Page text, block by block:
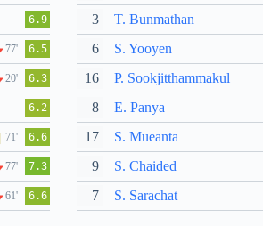
6.9
77' 6.5
20' 6.3
6.2
71' 6.6
77' 7.3
61' 6.6
3 T. Bunmathan
6 S. Yooyen
16 P. Sookjitthammakul
8 E. Panya
17 S. Mueanta
9 S. Chaided
7 S. Sarachat